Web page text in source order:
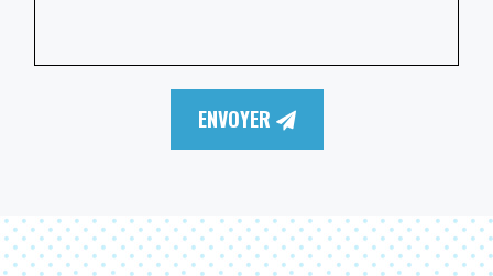
ENVOYER